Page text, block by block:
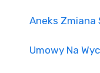
Aneks Zmiana
Umowy Na